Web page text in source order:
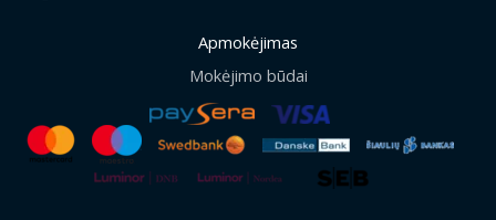
Apmokėjimas
Mokėjimo būdai